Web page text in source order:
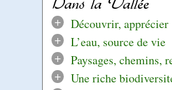
+
Découvrir, apprécier
+
L’eau, source de vie
+
Paysages, chemins,
+
Une riche